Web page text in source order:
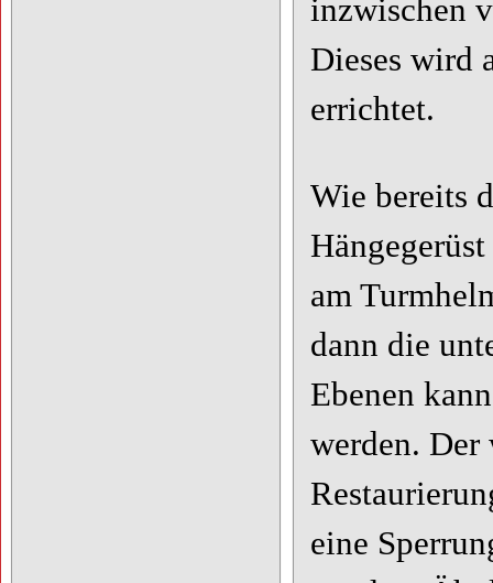
inzwischen
Dieses wird
errichtet.
Wie bereits
am
dann die
Ebenen
werden. Der
eine